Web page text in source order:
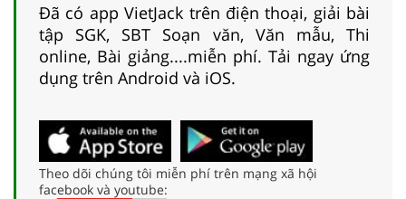
Đã có app VietJack trên điện thoại, giải bài
tập SGK, SBT Soạn văn, Văn mẫu, Thi
online, Bài giảng....miễn phí. Tải ngay ứng
dụng trên Android và iOS.
Theo dõi chúng tôi miễn phí trên mạng xã hội
facebook và youtube: